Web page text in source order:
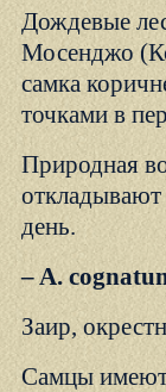
Дождевые
Мосенджо
самка
точками в
Природная
день.
– A.
Заир,
Самцы имеют